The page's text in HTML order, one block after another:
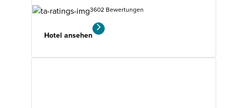
3602 Bewertungen
Hotel ansehen